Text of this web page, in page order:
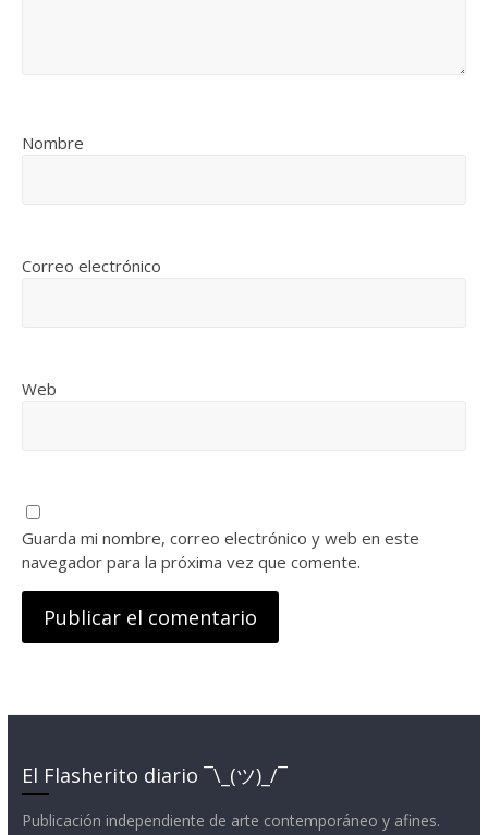
Nombre
Correo electrónico
Web
Guarda mi nombre, correo electrónico y web en este
navegador para la próxima vez que comente.
El Flasherito diario ¯\_(ツ)_/¯
Publicación independiente de arte contemporáneo y afines.